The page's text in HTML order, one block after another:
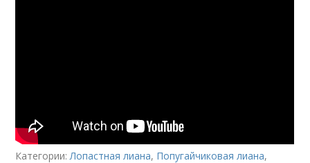
Категории:Лопастная лиана, Попугайчиковая лиана,